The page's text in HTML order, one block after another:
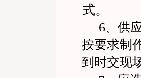
式。
6、供
按要求制
到时交现